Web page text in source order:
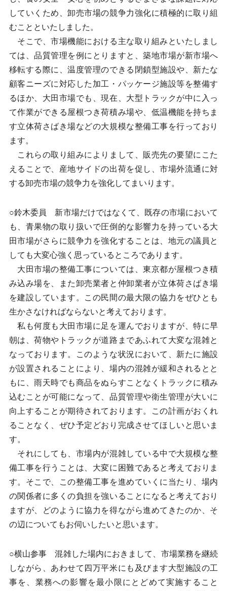
していくため、卸売市場の競争力強化に積極的に取り組
むことといたしました。
そこで、市場機能における主な取り組みといたしまし
ては、品質管理を例にとりますと、築地市場が新市場へ
移転する際に、温度管理のできる閉鎖型施設や、新たな
顧客ニーズに対応した加工・パッケージ施設等を整備す
るほか、大田市場でも、現在、大型トラックが中に入っ
て作業ができる屋根つき荷積み場や、低温機能を持ちま
す立体荷さばき場などの大規模な整備工事を行っており
ます。
これらの取り組みによりまして、販売先の要望にこた
えることで、産地サイドの出荷を促し、市場外流通に対
する卸売市場の競争力を強化してまいります。
○鈴木委員 新市場だけではなくて、既存の市場において
も、青果物の取り扱いで圧倒的な影響力を持っている大
田市場がさらに競争力を強化することは、地元の議員と
しても大変心強く思っているところであります。
大田市場の整備工事については、東京都が屋根つき積
み込み場を、また卸売業者と仲卸業者が立体荷さばき場
を建設しています。この民間の最大限の協力をぜひとも
生かさなければならないと考えております。
私も何度も大田市場に足を運んでおりますが、特に早
朝は、荷物やトラックが道路まであふれて大変な混雑と
なっております。このような状況において、新たに施設
が設置されることにより、場内の混雑が緩和されるとと
もに、雨天時でも商品をぬらすことなくトラックに積み
込むことが可能になって、品質管理や衛生管理が大いに
向上することが期待されております。この計画がおくれ
ることなく、ぜひ予定どおり完成させてほしいと思いま
す。
それにしても、市場内が混雑している中で大規模な整
備工事を行うことは、大変に困難であると考えておりま
す。そこで、この整備工事を進めていくに当たり、場内
の関係者に多くの負担を強いることになると考えており
ますが、どのように協力を得ながら進めてきたのか、そ
の辺についてもお伺いしたいと思います。
○横山参事 混雑した場内におきまして、市場業務を継続
しながら、あわせて四万平米にも及びます大型施設の工
事を、業務への影響を最小限にとどめて実施すること